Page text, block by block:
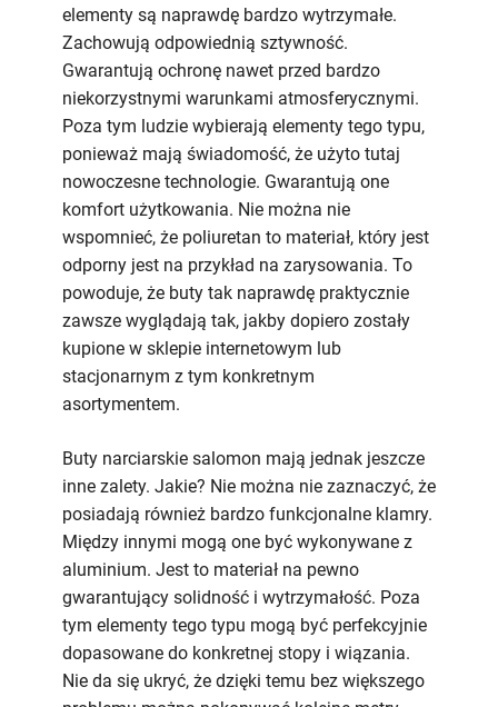
elementy są naprawdę bardzo wytrzymałe.
Zachowują odpowiednią sztywność.
Gwarantują ochronę nawet przed bardzo
niekorzystnymi warunkami atmosferycznymi.
Poza tym ludzie wybierają elementy tego typu,
ponieważ mają świadomość, że użyto tutaj
nowoczesne technologie. Gwarantują one
komfort użytkowania. Nie można nie
wspomnieć, że poliuretan to materiał, który jest
odporny jest na przykład na zarysowania. To
powoduje, że buty tak naprawdę praktycznie
zawsze wyglądają tak, jakby dopiero zostały
kupione w sklepie internetowym lub
stacjonarnym z tym konkretnym
asortymentem.
Buty narciarskie salomon mają jednak jeszcze
inne zalety. Jakie? Nie można nie zaznaczyć, że
posiadają również bardzo funkcjonalne klamry.
Między innymi mogą one być wykonywane z
aluminium. Jest to materiał na pewno
gwarantujący solidność i wytrzymałość. Poza
tym elementy tego typu mogą być perfekcyjnie
dopasowane do konkretnej stopy i wiązania.
Nie da się ukryć, że dzięki temu bez większego